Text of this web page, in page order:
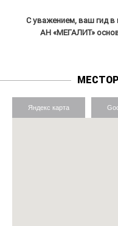
С уважением, ваш гид
АН «МЕГАЛИТ»
Яндекс карта